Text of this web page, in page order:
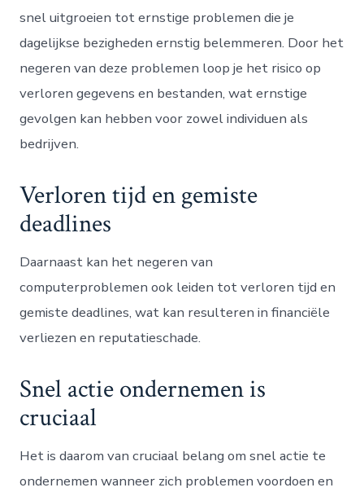
snel uitgroeien tot ernstige problemen die je
dagelijkse bezigheden ernstig belemmeren. Door het
negeren van deze problemen loop je het risico op
verloren gegevens en bestanden, wat ernstige
gevolgen kan hebben voor zowel individuen als
bedrijven.
Verloren tijd en gemiste
deadlines
Daarnaast kan het negeren van
computerproblemen ook leiden tot verloren tijd en
gemiste deadlines, wat kan resulteren in financiële
verliezen en reputatieschade.
Snel actie ondernemen is
cruciaal
Het is daarom van cruciaal belang om snel actie te
ondernemen wanneer zich problemen voordoen en